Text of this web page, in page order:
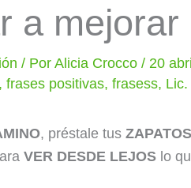
a mejorar
/ PorAlicia Crocco/ 20
,frases positivas,frasess,
, préstale tusZAPATOS
VER DESDE LEJOS lo